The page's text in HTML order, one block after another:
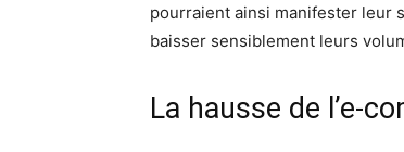
pourraient ainsi manifester leur
baisser sensiblement leurs
La hausse de l’e-